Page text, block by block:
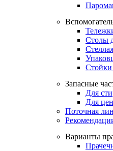
Столы
Запасные
Для
Для
Поточная
Варианты